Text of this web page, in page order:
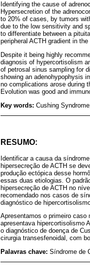
Identifying the cause of
Hypersecretion of the
to 20% of cases, by tumors
due to the low sensitivity and
to differentiate between a
peripheral ACTH gradient in the
Despite it being highly
diagnosis of hypercortisolism
of petrosal sinus sampling for
showing an adenohypophysis
no complications arose during
Evolution was good and
Key words: Cushing
RESUMO:
Identificar a causa da
hipersecreção de ACTH se
produção ectópica desse
essas duas etiologias. O
hipersecreção de ACTH no
recomendado nos casos de
diagnóstico de
Apresentamos o primeiro caso
apresentava hipercortisolismo
o diagnóstico de doença de
cirurgia transesfenoidal, com
Palavras chave: Síndrome de